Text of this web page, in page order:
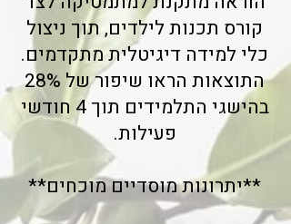
קורס תכנות לילדים, תוך ניצול
כלי למידה דיגיטלית מתקדמים.
התוצאות הראו שיפור של 28%
בהישגי התלמידים תוך 4 חודשי
פעילות.
**יתרונות מוסדיים מוכחים**